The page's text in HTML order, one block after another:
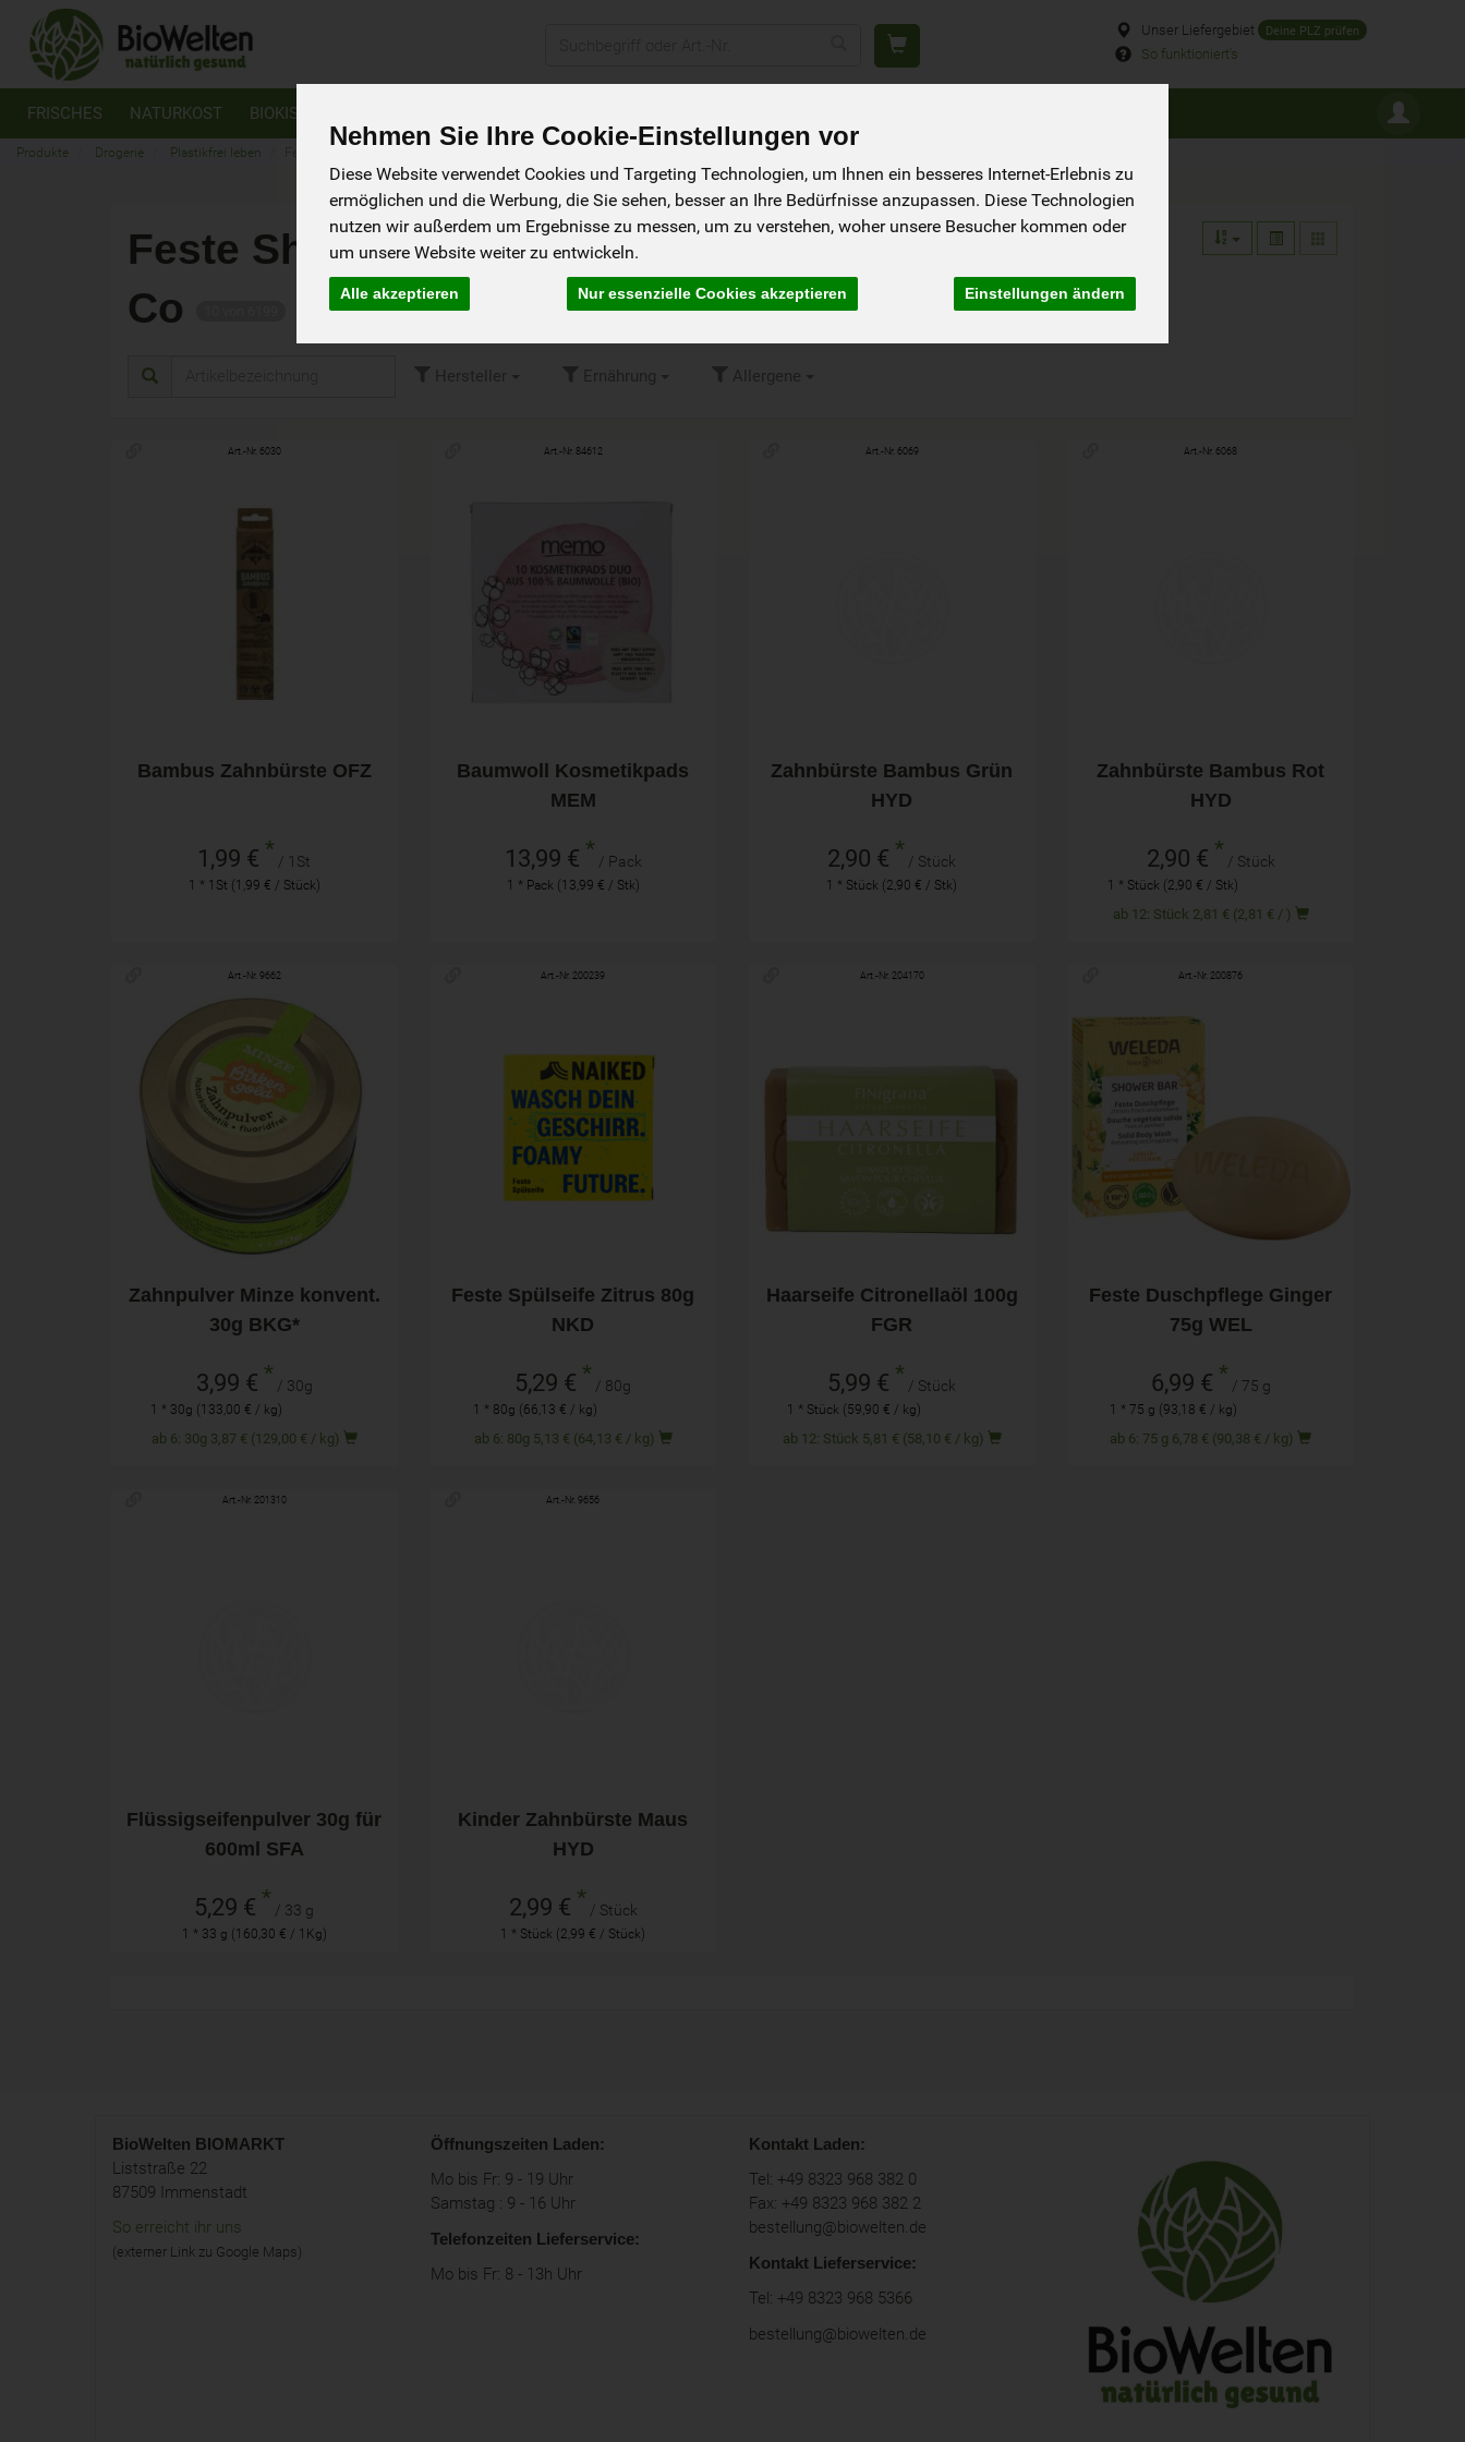
Nehmen Sie Ihre Cookie-Einstellungen vor
Diese Website verwendet Cookies und Targeting Technologien, um Ihnen ein besseres Internet-Erlebnis zu
ermöglichen und die Werbung, die Sie sehen, besser an Ihre Bedürfnisse anzupassen. Diese Technologien
nutzen wir außerdem um Ergebnisse zu messen, um zu verstehen, woher unsere Besucher kommen oder
um unsere Website weiter zu entwickeln.
Alle akzeptieren Nur essenzielle Cookies akzeptieren Einstellungen ändern
Unser Liefergebiet Deine PLZ prüfen
So funktioniert's
FRISCHES NATURKOST BIOKISTEN
Produkte Drogerie Plastikfrei leben
Feste Shampoos, Deo, Zahnpulver &
Co
Hersteller Ernährung Allergene
Art.-Nr. 6030
Bambus Zahnbürste OFZ
1,99 € * / 1St
1 * 1St (1,99 € / Stück)
Art.-Nr. 84612
Baumwoll Kosmetikpads
MEM
13,99 € * / Pack
1 * Pack (13,99 € / Stk)
Pack
Anzahl
13,99
Art.-Nr. 6069
Zahnbürste Bambus Grün
HYD
2,90 € * / Stück
1 * Stück (2,90 € / Stk)
Art.-Nr. 6068
Zahnbürste Bambus Rot
HYD
2,90 € * / Stück
1 * Stück (2,90 € / Stk)
ab 12: Stück 2,81 € (2,81 € / )
Art.-Nr. 9662
Zahnpulver Minze konvent.
30g BKG*
3,99 € * / 30g
1 * 30g (133,00 € / kg)
ab 6: 30g 3,87 € (129,00 € / kg)
30g
Art.-Nr. 200239
Feste Spülseife Zitrus 80g
NKD
5,29 € * / 80g
1 * 80g (66,13 € / kg)
ab 6: 80g 5,13 € (64,13 € / kg)
80g
bald wieder verfügbar
Art.-Nr. 204170
Haarseife Citronellaöl 100g
FGR
5,99 € * / Stück
1 * Stück (59,90 € / kg)
ab 12: Stück 5,81 € (58,10 € / kg)
Art.-Nr. 200876
Feste Duschpflege Ginger
75g WEL
6,99 € * / 75 g
1 * 75 g (93,18 € / kg)
ab 6: 75 g 6,78 € (90,38 € / kg)
Anzahl
Art.-Nr. 201310
Flüssigseifenpulver 30g für
600ml SFA
5,29 € * / 33 g
1 * 33 g (160,30 € / 1Kg)
Art.-Nr. 9656
Kinder Zahnbürste Maus
HYD
2,99 € * / Stück
1 * Stück (2,99 € / Stück)
BioWelten BIOMARKT
Liststraße 22
87509 Immenstadt
So erreicht ihr uns
(externer Link zu Google Maps)
Öffnungszeiten Laden:
Mo bis Fr: 9 - 19 Uhr
Samstag : 9 - 16 Uhr
Telefonzeiten Lieferservice:
Mo bis Fr: 8 - 13h Uhr
Kontakt Laden:
Tel: +49 8323 968 382 0
Fax: +49 8323 968 382 2
bestellung@biowelten.de
Kontakt Lieferservice:
Tel: +49 8323 968 5366
bestellung@biowelten.de